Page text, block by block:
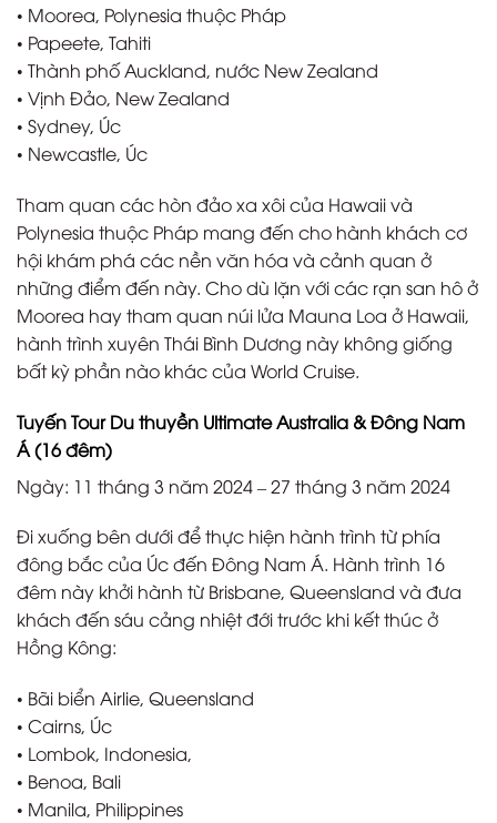
• Moorea, Polynesia thuộc Pháp
• Papeete, Tahiti
• Thành phố Auckland, nước New Zealand
• Vịnh Đảo, New Zealand
• Sydney, Úc
• Newcastle, Úc
Tham quan các hòn đảo xa xôi của Hawaii và
Polynesia thuộc Pháp mang đến cho hành khách cơ
hội khám phá các nền văn hóa và cảnh quan ở
những điểm đến này. Cho dù lặn với các rạn san hô ở
Moorea hay tham quan núi lửa Mauna Loa ở Hawaii,
hành trình xuyên Thái Bình Dương này không giống
bất kỳ phần nào khác của World Cruise.
Tuyến Tour Du thuyền Ultimate Australia & Đông Nam
Á (16 đêm)
Ngày: 11 tháng 3 năm 2024 – 27 tháng 3 năm 2024
Đi xuống bên dưới để thực hiện hành trình từ phía
đông bắc của Úc đến Đông Nam Á. Hành trình 16
đêm này khởi hành từ Brisbane, Queensland và đưa
khách đến sáu cảng nhiệt đới trước khi kết thúc ở
Hồng Kông:
• Bãi biển Airlie, Queensland
• Cairns, Úc
• Lombok, Indonesia,
• Benoa, Bali
• Manila, Philippines